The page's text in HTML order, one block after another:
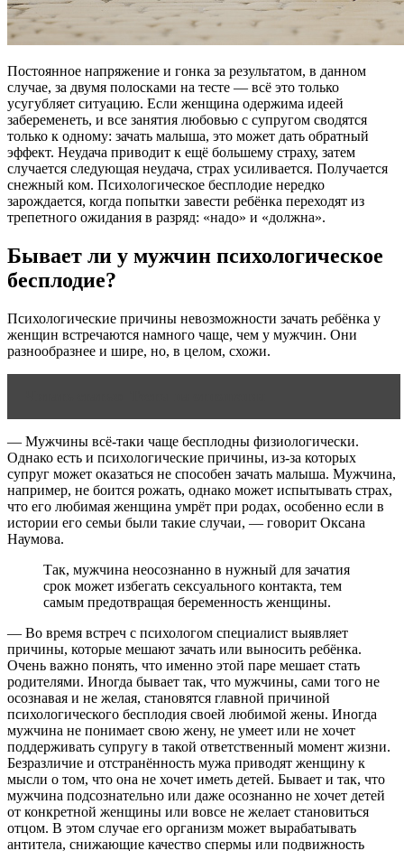
Постоянное напряжение и гонка за результатом, в данном
случае, за двумя полосками на тесте — всё это только
усугубляет ситуацию. Если женщина одержима идеей
забеременеть, и все занятия любовью с супругом сводятся
только к одному: зачать малыша, это может дать обратный
эффект. Неудача приводит к ещё большему страху, затем
случается следующая неудача, страх усиливается. Получается
снежный ком. Психологическое бесплодие нередко
зарождается, когда попытки завести ребёнка переходят из
трепетного ожидания в разряд: «надо» и «должна».
Бывает ли у мужчин психологическое
бесплодие?
Психологические причины невозможности зачать ребёнка у
женщин встречаются намного чаще, чем у мужчин. Они
разнообразнее и шире, но, в целом, схожи.
— Мужчины всё-таки чаще бесплодны физиологически.
Однако есть и психологические причины, из-за которых
супруг может оказаться не способен зачать малыша. Мужчина,
например, не боится рожать, однако может испытывать страх,
что его любимая женщина умрёт при родах, особенно если в
истории его семьи были такие случаи, — говорит Оксана
Наумова.
Так, мужчина неосознанно в нужный для зачатия
срок может избегать сексуального контакта, тем
самым предотвращая беременность женщины.
— Во время встреч с психологом специалист выявляет
причины, которые мешают зачать или выносить ребёнка.
Очень важно понять, что именно этой паре мешает стать
родителями. Иногда бывает так, что мужчины, сами того не
осознавая и не желая, становятся главной причиной
психологического бесплодия своей любимой жены. Иногда
мужчина не понимает свою жену, не умеет или не хочет
поддерживать супругу в такой ответственный момент жизни.
Безразличие и отстранённость мужа приводят женщину к
мысли о том, что она не хочет иметь детей. Бывает и так, что
мужчина подсознательно или даже осознанно не хочет детей
от конкретной женщины или вовсе не желает становиться
отцом. В этом случае его организм может вырабатывать
антитела, снижающие качество спермы или подвижность